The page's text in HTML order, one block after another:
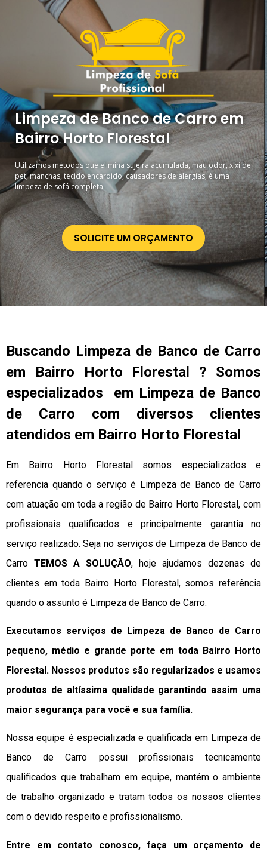
Limpeza de Banco de Carro em
Bairro Horto Florestal
Utilizamos métodos que elimina sujeira acumulada, mau odor, xixi de
pet, manchas, tecido encardido, causadores de alergias, é uma
limpeza de sofá completa.
SOLICITE UM ORÇAMENTO
Buscando Limpeza de Banco de Carro
em Bairro Horto Florestal ? Somos
especializados em Limpeza de Banco
de Carro com diversos clientes
atendidos em Bairro Horto Florestal
Em Bairro Horto Florestal somos especializados e
referencia quando o serviço é Limpeza de Banco de Carro
com atuação em toda a região de Bairro Horto Florestal, com
profissionais qualificados e principalmente garantia no
serviço realizado. Seja no serviços de Limpeza de Banco de
Carro TEMOS A SOLUÇÃO, hoje ajudamos dezenas de
clientes em toda Bairro Horto Florestal, somos referência
quando o assunto é Limpeza de Banco de Carro.
Executamos serviços de Limpeza de Banco de Carro
pequeno, médio e grande porte em toda Bairro Horto
Florestal. Nossos produtos são regularizados e usamos
produtos de altíssima qualidade garantindo assim uma
maior segurança para você e sua família.
Nossa equipe é especializada e qualificada em Limpeza de
Banco de Carro possui profissionais tecnicamente
qualificados que trabalham em equipe, mantém o ambiente
de trabalho organizado e tratam todos os nossos clientes
com o devido respeito e profissionalismo.
Entre em contato conosco, faça um orçamento de